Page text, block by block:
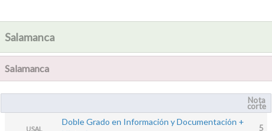
Salamanca
Salamanca
Nota
corte
USAL
Doble Grado en Información y Documentación +
5